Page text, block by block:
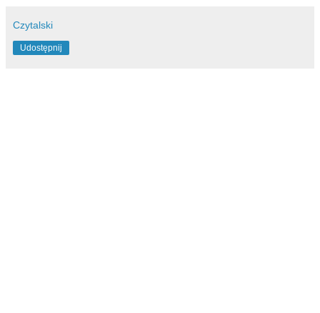
Czytalski
Udostępnij